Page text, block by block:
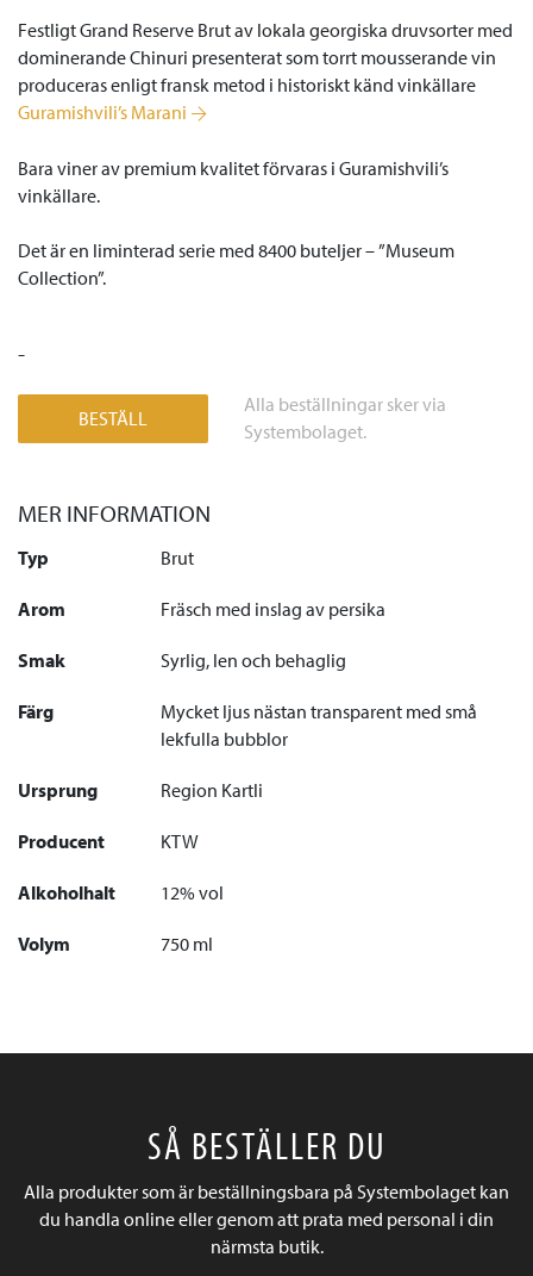
Festligt Grand Reserve Brut av lokala georgiska druvsorter med
dominerande Chinuri presenterat som torrt mousserande vin
produceras enligt fransk metod i historiskt känd vinkällare
Guramishvili’s Marani
Bara viner av premium kvalitet förvaras i Guramishvili’s
vinkällare.
Det är en liminterad serie med 8400 buteljer – ”Museum
Collection”.
-
BESTÄLL
Alla beställningar sker via
Systembolaget.
MER INFORMATION
Typ Brut
Arom Fräsch med inslag av persika
Smak Syrlig, len och behaglig
Färg
Mycket ljus nästan transparent med små
lekfulla bubblor
Ursprung Region Kartli
Producent KTW
Alkoholhalt 12% vol
Volym 750 ml
SÅ BESTÄLLER DU
Alla produkter som är beställningsbara på Systembolaget kan
du handla online eller genom att prata med personal i din
närmsta butik.